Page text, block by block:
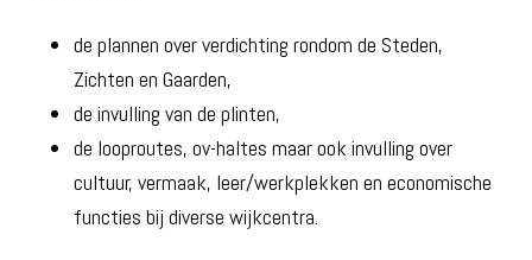
de plannen over verdichting rondom de Steden,
Zichten en Gaarden,
de invulling van de plinten,
de looproutes, ov-haltes maar ook invulling over
cultuur, vermaak, leer/werkplekken en economische
functies bij diverse wijkcentra.